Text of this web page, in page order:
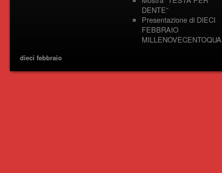
DENTE”
Presentazione di DIECI
FEBBRAIO
dieci febbraio